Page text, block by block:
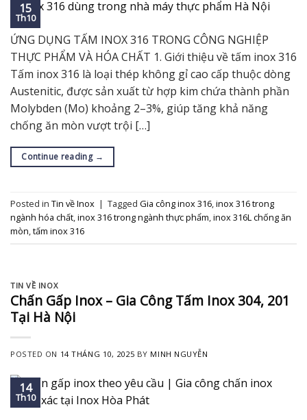
15
Th10
ỨNG DỤNG TẤM INOX 316 TRONG CÔNG NGHIỆP
THỰC PHẨM VÀ HÓA CHẤT 1. Giới thiệu về tấm inox 316
Tấm inox 316 là loại thép không gỉ cao cấp thuộc dòng
Austenitic, được sản xuất từ hợp kim chứa thành phần
Molybden (Mo) khoảng 2–3%, giúp tăng khả năng
chống ăn mòn vượt trội […]
Continue reading →
Posted in Tin về Inox | Tagged Gia công inox 316,inox 316 trong
ngành hóa chất,inox 316 trong ngành thực phẩm,inox 316L chống ăn
mòn,tấm inox 316
TIN VỀ INOX
Chấn Gấp Inox – Gia Công Tấm Inox 304, 201
Tại Hà Nội
POSTED ON 14 THÁNG 10, 2025 BY MINH NGUYỄN
14
Th10